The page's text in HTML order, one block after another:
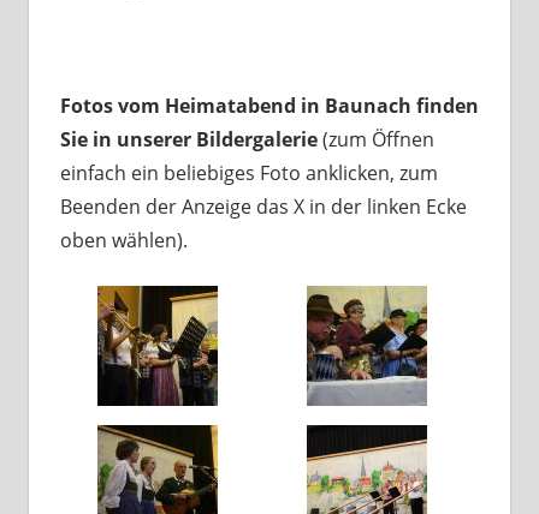
Fotos vom Heimatabend in Baunach finden
Sie in unserer Bildergalerie(zum Öffnen
einfach ein beliebiges Foto anklicken, zum
Beenden der Anzeige das X in der linken Ecke
oben wählen).